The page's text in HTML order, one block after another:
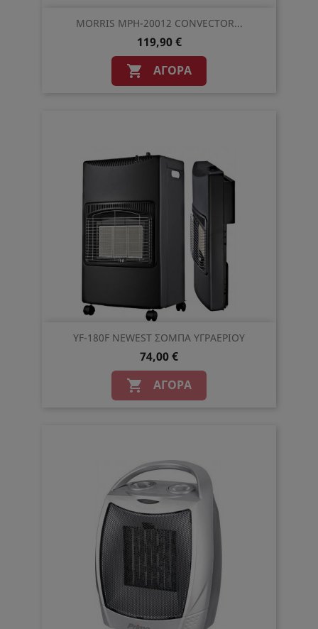
MORRIS MPH-20012 CONVECTOR...
119,90 €
 ΑΓΟΡΆ
YF-180F NEWEST ΣΟΜΠΑ ΥΓΡΑΕΡΙΟΥ
74,00 €
 ΑΓΟΡΆ